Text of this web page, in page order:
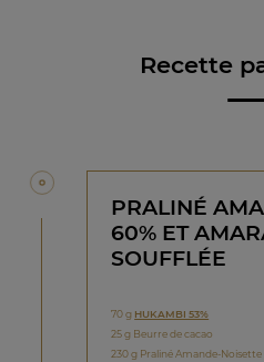
Recette
PRALINÉ
60% ET
SOUFFLÉE
70 g HUKAMBI 53%
25 g Beurre de cacao
230 g Praliné Amande-